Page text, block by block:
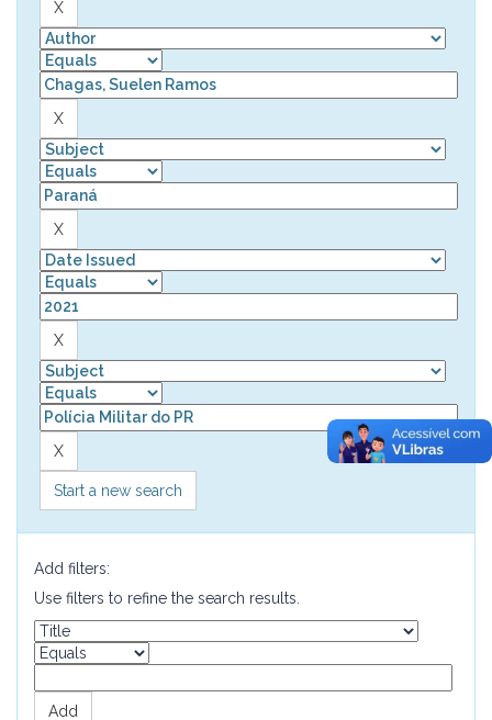
Start a new search
Add filters:
Use filters to refine the search results.